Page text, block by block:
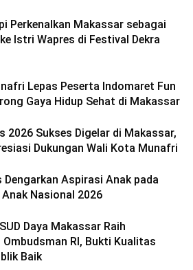
Perkenalkan Makassar sebagai
Istri Wapres di Festival Dekra
Lepas Peserta Indomaret Fun
Gaya Hidup Sehat di Makassar
2026 Sukses Digelar di Makassar,
Dukungan Wali Kota Munafri
Aspirasi Anak pada
Nasional 2026
Daya Makassar Raih
Ombudsman RI, Bukti Kualitas
Baik